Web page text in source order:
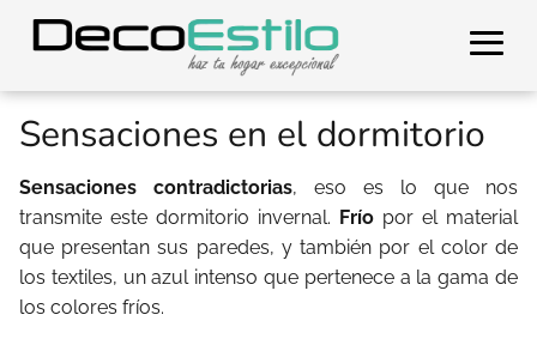
Sensaciones en el dormitorio
Sensaciones contradictorias, eso es lo que nos
transmite este dormitorio invernal. Frío por el material
que presentan sus paredes, y también por el color de
los textiles, un azul intenso que pertenece a la gama de
los colores fríos.